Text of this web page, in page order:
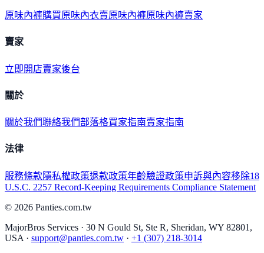
原味內褲購買原味內衣賣原味內褲原味內褲賣家
賣家
立即開店賣家後台
關於
關於我們聯絡我們部落格買家指南賣家指南
法律
服務條款隱私權政策退款政策年齡驗證政策申訴與內容移除18
U.S.C. 2257 Record-Keeping Requirements Compliance Statement
© 2026 Panties.com.tw
MajorBros Services · 30 N Gould St, Ste R, Sheridan, WY 82801,
USA · support@panties.com.tw · +1 (307) 218-3014